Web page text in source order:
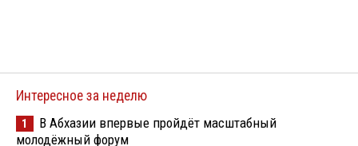
Интересное за неделю
1
В Абхазии впервые пройдёт масштабный
молодёжный форум